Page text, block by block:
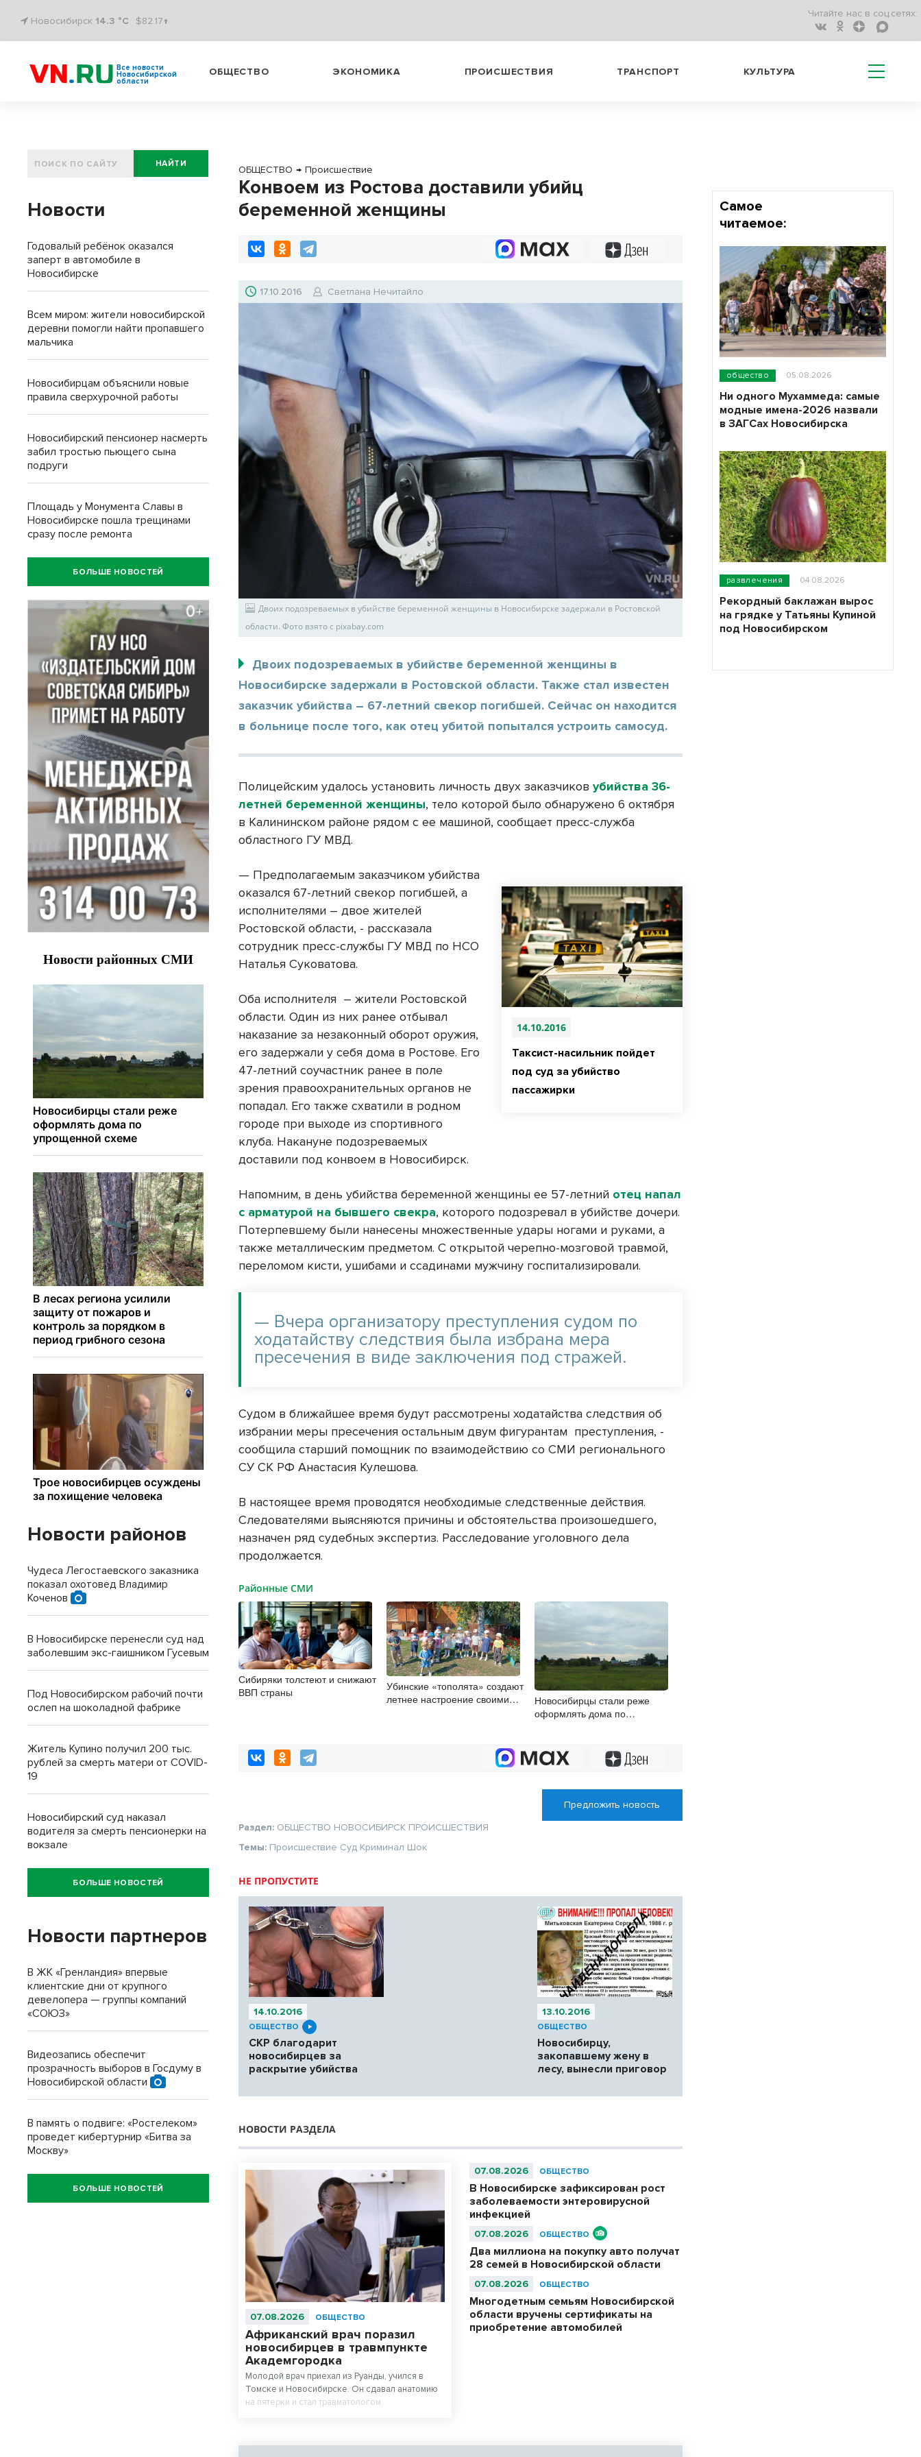
Новосибирск 14.3 °C $82.17↑
Читайте нас в соц.сетях:
Все новости
Новосибирской
области
ОБЩЕСТВО ЭКОНОМИКА ПРОИСШЕСТВИЯ ТРАНСПОРТ КУЛЬТУРА
ОБЩЕСТВО → Происшествие
Конвоем из Ростова доставили убийц
беременной женщины
17.10.2016 Светлана Нечитайло
Двоих подозреваемых в убийстве беременной женщины в Новосибирске задержали в Ростовской
области. Фото взято с pixabay.com
Двоих подозреваемых в убийстве беременной женщины в
Новосибирске задержали в Ростовской области. Также стал известен
заказчик убийства – 67-летний свекор погибшей. Сейчас он находится
в больнице после того, как отец убитой попытался устроить самосуд.
Полицейским удалось установить личность двух заказчиковубийства 36-
летней беременной женщины, тело которой было обнаружено 6 октября
в Калининском районе рядом с ее машиной, сообщает пресс-служба
областного ГУ МВД.
14.10.2016
Таксист-насильник пойдет
под суд за убийство
пассажирки
— Предполагаемым заказчиком убийства
оказался 67-летний свекор погибшей, а
исполнителями – двое жителей
Ростовской области, - рассказала
сотрудник пресс-службы ГУ МВД по НСО
Наталья Суковатова.
Оба исполнителя – жители Ростовской
области. Один из них ранее отбывал
наказание за незаконный оборот оружия,
его задержали у себя дома в Ростове. Его
47-летний соучастник ранее в поле
зрения правоохранительных органов не
попадал. Его также схватили в родном
городе при выходе из спортивного
клуба. Накануне подозреваемых
доставили под конвоем в Новосибирск.
Напомним, в день убийства беременной женщины ее 57-летний отец напал
с арматурой на бывшего свекра, которого подозревал в убийстве дочери.
Потерпевшему были нанесены множественные удары ногами и руками, а
также металлическим предметом. С открытой черепно-мозговой травмой,
переломом кисти, ушибами и ссадинами мужчину госпитализировали.
— Вчера организатору преступления судом по
ходатайству следствия была избрана мера
пресечения в виде заключения под стражей.
Судом в ближайшее время будут рассмотрены ходатайства следствия об
избрании меры пресечения остальным двум фигурантам преступления, -
сообщила старший помощник по взаимодействию со СМИ регионального
СУ СК РФ Анастасия Кулешова.
В настоящее время проводятся необходимые следственные действия.
Следователями выясняются причины и обстоятельства произошедшего,
назначен ряд судебных экспертиз. Расследование уголовного дела
продолжается.
Районные СМИ
Сибиряки толстеют и снижают
ВВП страны
Убинские «тополята» создают
летнее настроение своими
Новосибирцы стали реже
оформлять дома по
Предложить новость
Раздел: ОБЩЕСТВО НОВОСИБИРСК ПРОИСШЕСТВИЯ
Темы: Происшествие Суд Криминал Шок
НЕ ПРОПУСТИТЕ
14.10.2016
ОБЩЕСТВО
СКР благодарит
новосибирцев за
раскрытие убийства
13.10.2016
ОБЩЕСТВО
Новосибирцу,
закопавшему жену в
лесу, вынесли приговор
НОВОСТИ РАЗДЕЛА
07.08.2026 ОБЩЕСТВО
Африканский врач поразил
новосибирцев в травмпункте
Академгородка
Молодой врач приехал из Руанды, учился в
Томске и Новосибирске. Он сдавал анатомию
на пятерки и стал травматологом.
07.08.2026 ОБЩЕСТВО
В Новосибирске зафиксирован рост
заболеваемости энтеровирусной
инфекцией
07.08.2026 ОБЩЕСТВО
Два миллиона на покупку авто получат
28 семей в Новосибирской области
07.08.2026 ОБЩЕСТВО
Многодетным семьям Новосибирской
области вручены сертификаты на
приобретение автомобилей
НАЙТИ
Новости
Годовалый ребёнок оказался
заперт в автомобиле в
Новосибирске
Всем миром: жители новосибирской
деревни помогли найти пропавшего
мальчика
Новосибирцам объяснили новые
правила сверхурочной работы
Новосибирский пенсионер насмерть
забил тростью пьющего сына
подруги
Площадь у Монумента Славы в
Новосибирске пошла трещинами
сразу после ремонта
БОЛЬШЕ НОВОСТЕЙ
Новости районов
Чудеса Легостаевского заказника
показал охотовед Владимир
Коченов
В Новосибирске перенесли суд над
заболевшим экс-гаишником Гусевым
Под Новосибирском рабочий почти
ослеп на шоколадной фабрике
Житель Купино получил 200 тыс.
рублей за смерть матери от COVID-
19
Новосибирский суд наказал
водителя за смерть пенсионерки на
вокзале
БОЛЬШЕ НОВОСТЕЙ
Новости партнеров
В ЖК «Гренландия» впервые
клиентские дни от крупного
девелопера — группы компаний
«СОЮЗ»
Видеозапись обеспечит
прозрачность выборов в Госдуму в
Новосибирской области
В память о подвиге: «Ростелеком»
проведет кибертурнир «Битва за
Москву»
БОЛЬШЕ НОВОСТЕЙ
Самое
читаемое:
общество 05.08.2026
Ни одного Мухаммеда: самые
модные имена-2026 назвали
в ЗАГСах Новосибирска
развлечения 04.08.2026
Рекордный баклажан вырос
на грядке у Татьяны Купиной
под Новосибирском